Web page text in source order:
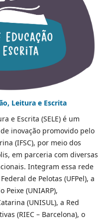
Leitura e Escrita
e Escrita (SELE) é um
inovação promovido pelo
(IFSC), por meio dos
em parceria com diversas
Integram essa rede
de Pelotas (UFPel), a
Peixe (UNIARP),
(UNISUL), a Red
(RIEC – Barcelona), o